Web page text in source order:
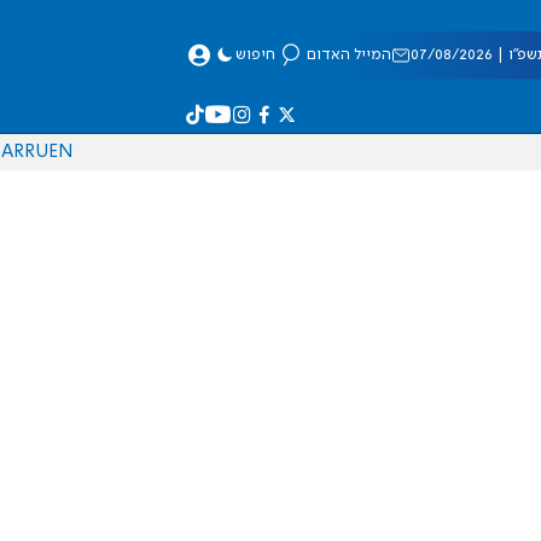
08/2026 המייל האדום חיפוש
EN
RU
AR